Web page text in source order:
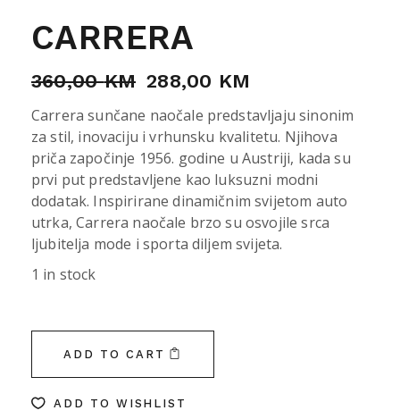
CARRERA
360,00KM 288,00 KM
Carrera sunčane naočale predstavljaju sinonim
za stil, inovaciju i vrhunsku kvalitetu. Njihova
priča započinje 1956. godine u Austriji, kada su
prvi put predstavljene kao luksuzni modni
dodatak. Inspirirane dinamičnim svijetom auto
utrka, Carrera naočale brzo su osvojile srca
ljubitelja mode i sporta diljem svijeta.
1 in stock
ADD TO CART
ADD TO WISHLIST